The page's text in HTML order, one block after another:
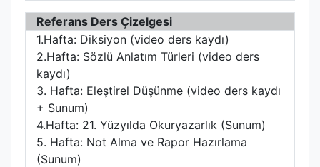
Referans Ders Çizelgesi
1.Hafta: Diksiyon (video ders kaydı)
2.Hafta: Sözlü Anlatım Türleri (video ders
kaydı)
3. Hafta: Eleştirel Düşünme (video ders kaydı
+ Sunum)
4.Hafta: 21. Yüzyılda Okuryazarlık (Sunum)
5. Hafta: Not Alma ve Rapor Hazırlama
(Sunum)